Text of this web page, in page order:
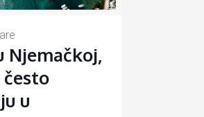
Njemačkoj,
u